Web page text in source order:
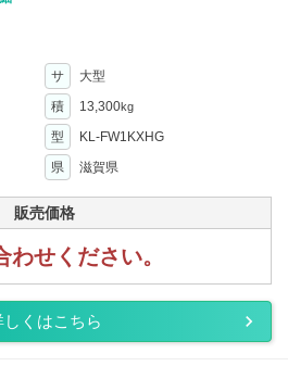
サ
大型
積 13,300kg
型
KL-FW1KXHG
県 滋賀県
販売価格
わせください。
しくはこちら